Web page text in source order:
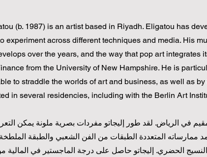
(b. 1987) is an artist based in Riyadh. Eligatou has
experiment across different techniques and media. His
over the years, and the way that pop art integrates
from the University of New Hampshire. He is
to straddle the worlds of art and business, as well as
in several residencies, including with the Berlin Art
بإليجاتو (مواليد 1987) فنان مقيم في الرياض. لقد طور إليجاتو مفردات بصرية ملونة
ممارساته المتعددة الطبقات من الفن الشعبي والطبقة
الحضري. إليجاتو حاصل على درجة الماجستير في المالية